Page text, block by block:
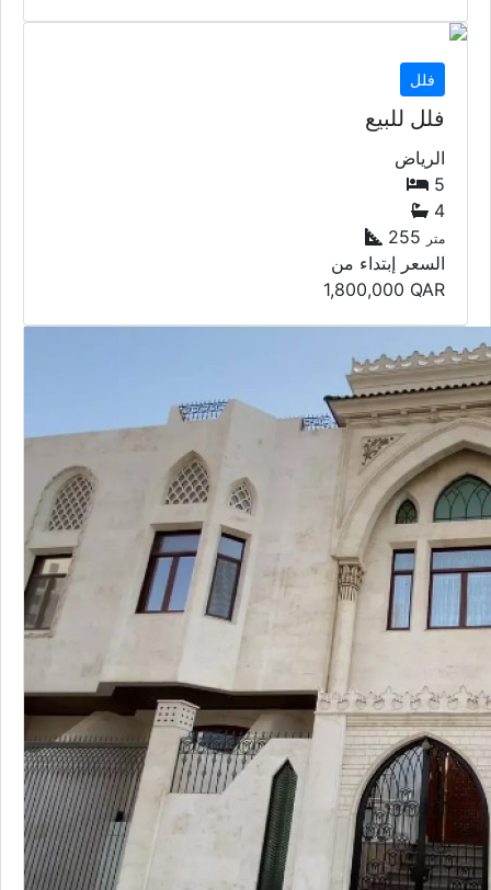
فلل
فلل للبيع
الرياض
5
4
255 متر
السعر إبتداء من
1,800,000 QAR